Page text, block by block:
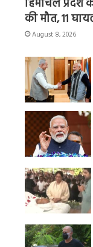
हिमाचल प्रदेश
की मौत, 11
August 8, 2026